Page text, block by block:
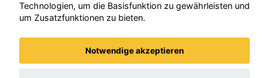
Technologien, um die Basisfunktion zu gewährleisten und
um Zusatzfunktionen zu bieten.
Notwendige akzeptieren